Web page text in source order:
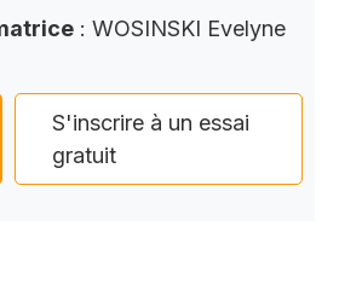
: WOSINSKI Evelyne
S'inscrire à un essai
gratuit